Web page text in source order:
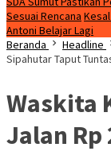
Sesuai Rencana
Antoni Belajar Lagi
Beranda
Headline
Sipahutar Taput
Waskita
Jalan